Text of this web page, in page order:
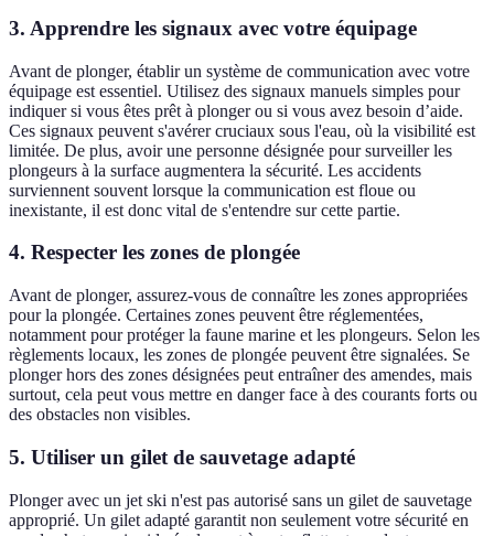
3. Apprendre les signaux avec votre équipage
Avant de plonger, établir un système de communication avec votre
équipage est essentiel. Utilisez des signaux manuels simples pour
indiquer si vous êtes prêt à plonger ou si vous avez besoin d’aide.
Ces signaux peuvent s'avérer cruciaux sous l'eau, où la visibilité est
limitée. De plus, avoir une personne désignée pour surveiller les
plongeurs à la surface augmentera la sécurité. Les accidents
surviennent souvent lorsque la communication est floue ou
inexistante, il est donc vital de s'entendre sur cette partie.
4. Respecter les zones de plongée
Avant de plonger, assurez-vous de connaître les zones appropriées
pour la plongée. Certaines zones peuvent être réglementées,
notamment pour protéger la faune marine et les plongeurs. Selon les
règlements locaux, les zones de plongée peuvent être signalées. Se
plonger hors des zones désignées peut entraîner des amendes, mais
surtout, cela peut vous mettre en danger face à des courants forts ou
des obstacles non visibles.
5. Utiliser un gilet de sauvetage adapté
Plonger avec un jet ski n'est pas autorisé sans un gilet de sauvetage
approprié. Un gilet adapté garantit non seulement votre sécurité en